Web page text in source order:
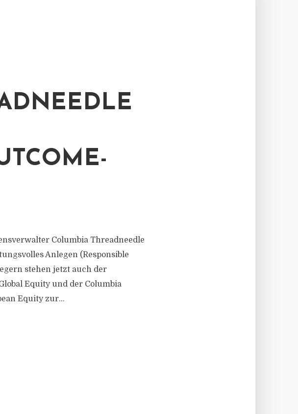
Columbia Threadneedle
Anlegen (Responsible
stehen jetzt auch der
Equity und der Columbia
Equity zur...